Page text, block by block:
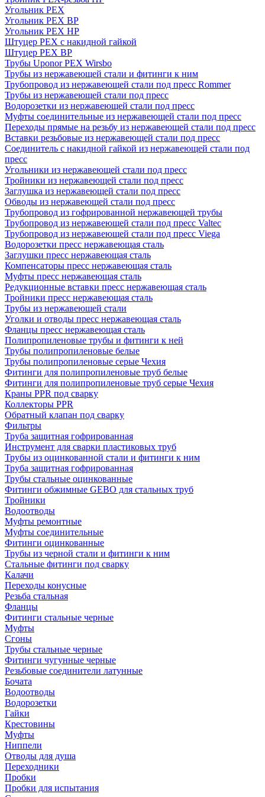
Угольник PEX
Угольник PEX ВР
Угольник PEX НР
Штуцер PEX c накидной гайкой
Штуцер PEX ВР
Трубы Uponor PEX Wirsbo
Трубы из нержавеющей стали и фитинги к ним
Трубопровод из нержавеющей стали под пресс Rommer
Трубы из нержавеющей стали под пресс
Водорозетки из нержавеющей стали под пресс
Муфты соединительные из нержавеющей стали под пресс
Переходы прямые на резьбу из нержавеющей стали под пресс
Вставки резьбовые из нержавеющей стали под пресс
Соединитель с накидной гайкой из нержавеющей стали под
пресс
Угольники из нержавеющей стали под пресс
Тройники из нержавеющей стали под пресс
Заглушка из нержавеющей стали под пресс
Обводы из нержавеющей стали под пресс
Трубопровод из гофрированной нержавеющей трубы
Трубопровод из нержавеющей стали под пресс Valtec
Трубопровод из нержавеющей стали под пресс Viega
Водорозетки пресс нержавеющая сталь
Заглушки пресс нержавеющая сталь
Компенсаторы пресс нержавеющая сталь
Муфты пресс нержавеющая сталь
Редукционные вставки пресс нержавеющая сталь
Тройники пресс нержавеющая сталь
Трубы из нержавеющей стали
Уголки и отводы пресс нержавеющая сталь
Фланцы пресс нержавеющая сталь
Полипропиленовые трубы и фитинги к ней
Трубы полипропиленовые белые
Трубы полипропиленовые серые Чехия
Фитинги для полипропиленовые труб белые
Фитинги для полипропиленовые труб серые Чехия
Краны PPR под сварку
Коллекторы PPR
Обратный клапан под сварку
Фильтры
Труба защитная гофрированная
Инструмент для сварки пластиковых труб
Трубы из оцинкованной стали и фитинги к ним
Труба защитная гофрированная
Трубы стальные оцинкованные
Фитинги обжимные GEBO для стальных труб
Тройники
Водоотводы
Муфты ремонтные
Муфты соединительные
Фитинги оцинкованные
Трубы из черной стали и фитинги к ним
Стальные фитинги под сварку
Калачи
Переходы конусные
Резьба стальная
Фланцы
Фитинги стальные черные
Муфты
Сгоны
Трубы стальные черные
Фитинги чугунные черные
Резьбовые соединители латунные
Бочата
Водоотводы
Водорозетки
Гайки
Крестовины
Муфты
Ниппели
Отводы для душа
Переходники
Пробки
Пробки для испытания